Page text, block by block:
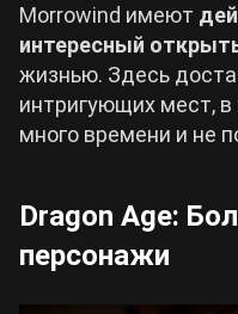
Morrowind имеют
интересный
жизнью. Здесь
интригующих мест,
много времени и не
Dragon Age:
персонажи